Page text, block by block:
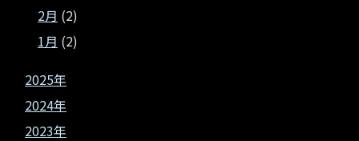
2月 (2)
1月 (2)
2025年
2024年
2023年